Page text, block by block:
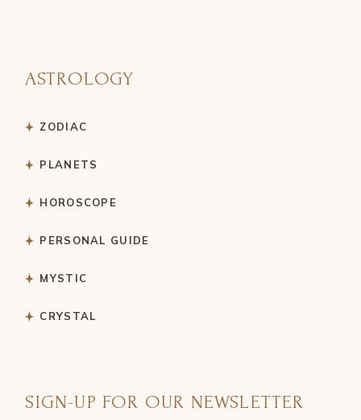
ASTROLOGY
ZODIAC
PLANETS
HOROSCOPE
PERSONAL GUIDE
MYSTIC
CRYSTAL
SIGN-UP FOR OUR NEWSLETTER